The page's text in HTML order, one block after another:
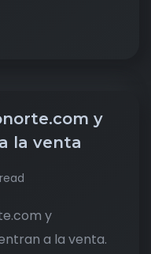
y
la venta
y
a la venta.